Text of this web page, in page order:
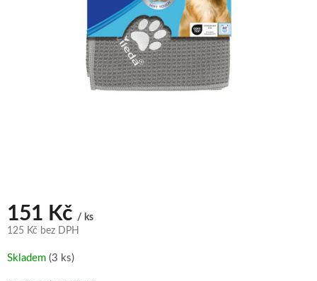
151 Kč / ks
125 Kč bez DPH
cena:
Skladem (3 ks)